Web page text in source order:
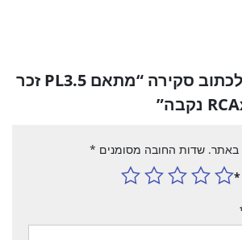
היה הראשון לכתוב סקירה “מתאם PL3.5 זכר
באתר. שדות החובה מסומנים *
*